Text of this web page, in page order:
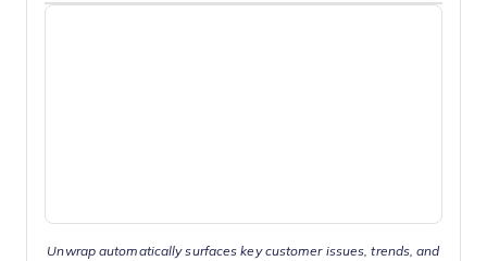
Unwrap automatically surfaces key customer issues, trends, and